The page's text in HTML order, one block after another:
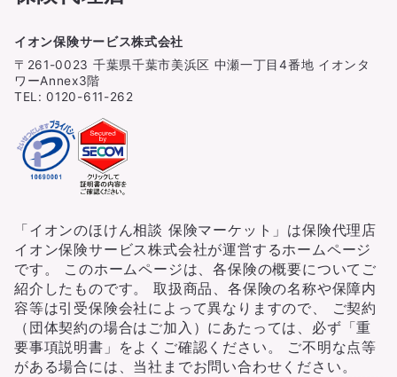
イオン保険サービス株式会社
〒261-0023 千葉県千葉市美浜区 中瀬一丁目4番地 イオンタ
ワーAnnex3階
TEL: 0120-611-262
「イオンのほけん相談 保険マーケット」は保険代理店
イオン保険サービス株式会社が運営するホームページ
です。 このホームページは、各保険の概要についてご
紹介したものです。 取扱商品、各保険の名称や保障内
容等は引受保険会社によって異なりますので、 ご契約
（団体契約の場合はご加入）にあたっては、必ず「重
要事項説明書」をよくご確認ください。 ご不明な点等
がある場合には、当社までお問い合わせください。